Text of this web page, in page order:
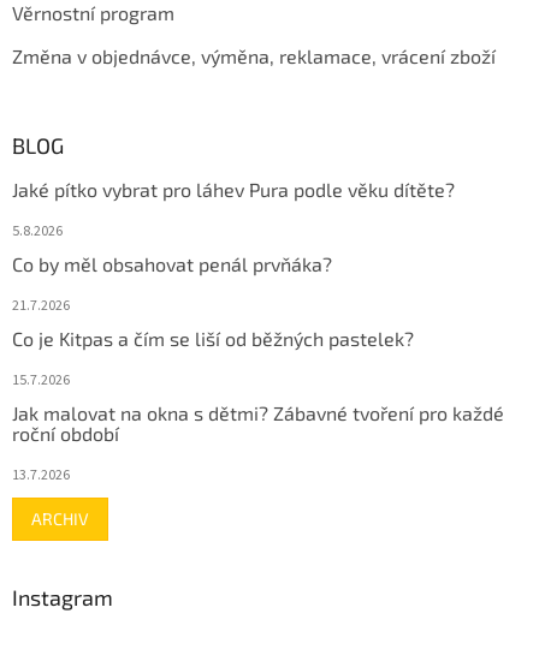
Věrnostní program
Změna v objednávce, výměna, reklamace, vrácení zboží
BLOG
Jaké pítko vybrat pro láhev Pura podle věku dítěte?
5.8.2026
Co by měl obsahovat penál prvňáka?
21.7.2026
Co je Kitpas a čím se liší od běžných pastelek?
15.7.2026
Jak malovat na okna s dětmi? Zábavné tvoření pro každé
roční období
13.7.2026
ARCHIV
Instagram